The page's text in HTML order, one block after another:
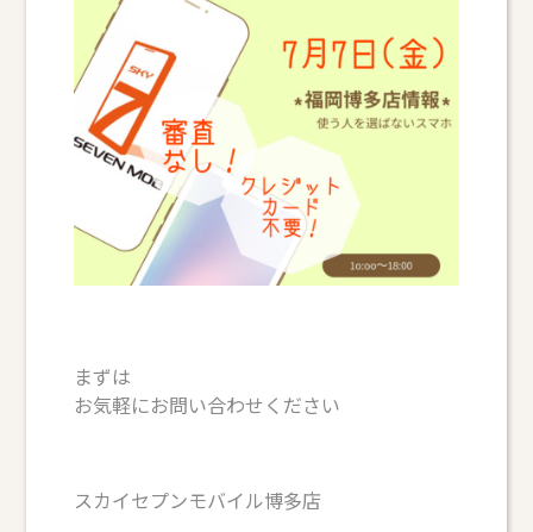
まずは
お気軽にお問い合わせください
スカイセプンモバイル博多店